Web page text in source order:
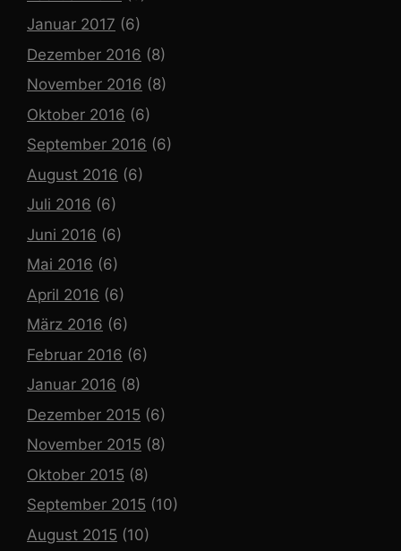
Januar 2017 (6)
Dezember 2016 (8)
November 2016 (8)
Oktober 2016 (6)
September 2016 (6)
August 2016 (6)
Juli 2016 (6)
Juni 2016 (6)
Mai 2016 (6)
April 2016 (6)
März 2016 (6)
Februar 2016 (6)
Januar 2016 (8)
Dezember 2015 (6)
November 2015 (8)
Oktober 2015 (8)
September 2015 (10)
August 2015 (10)